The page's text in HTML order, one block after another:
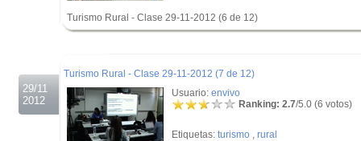
Turismo Rural - Clase 29-11-2012 (6 de 12)
29/11
2012
Turismo Rural - Clase 29-11-2012 (7 de 12)
Usuario: envivo
Ranking: 2.7/5.0 (6 votos)
Etiquetas: turismo , rural